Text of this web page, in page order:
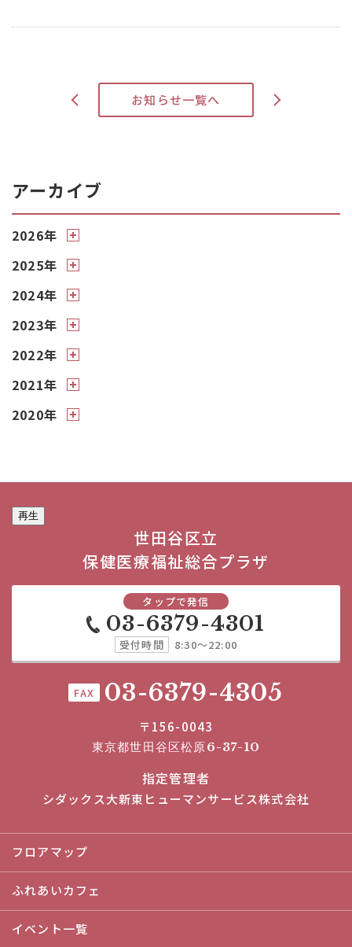
< お知らせ一覧へ >
アーカイブ
2026年
2025年
2024年
2023年
2022年
2021年
2020年
再生
世田谷区立
保健医療福祉総合プラザ
タップで発信
03-6379-4301
受付時間 8:30～22:00
FAX 03-6379-4305
〒156-0043
東京都世田谷区松原6-37-10
指定管理者
シダックス大新東ヒューマンサービス株式会社
フロアマップ
ふれあいカフェ
イベント一覧